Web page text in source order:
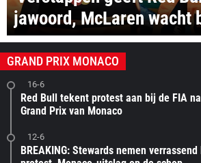
jawoord, McLaren wacht
GRAND PRIX MONACO
16-6
Red Bull tekent protest aan bij de FIA
Grand Prix van Monaco
12-6
BREAKING: Stewards nemen